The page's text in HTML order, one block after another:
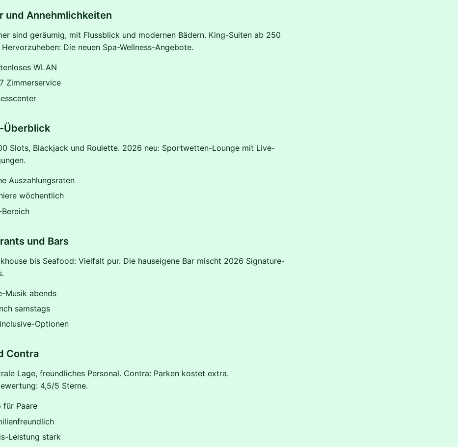
und Annehmlichkeiten
sind geräumig, mit Flussblick und modernen Bädern. King-Suiten ab 250
Die neuen Spa-Wellness-Angebote.
WLAN
Zimmerservice
Überblick
Slots, Blackjack und Roulette. 2026 neu: Sportwetten-Lounge mit Live-
Auszahlungsraten
wöchentlich
Bereich
und Bars
bis Seafood: Vielfalt pur. Die hauseigene Bar mischt 2026 Signature-
Musik abends
samstags
Optionen
Contra
Lage, freundliches Personal. Contra: Parken kostet extra.
4,5/5 Sterne.
für Paare
Leistung stark